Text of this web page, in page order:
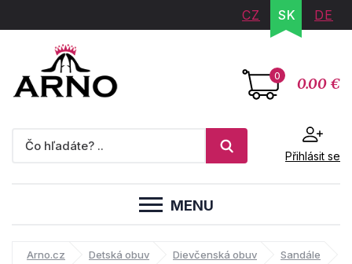
CZ SK DE
0 0.00 €
Přihlásit se
MENU
Arno.cz Detská obuv Dievčenská obuv Sandále